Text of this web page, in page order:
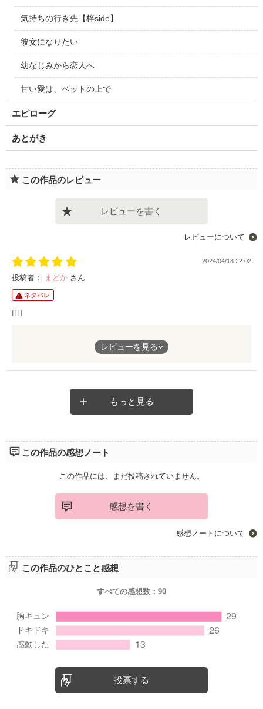
気持ちの行き先【梓side】
彼女になりたい
幼なじみから恋人へ
甘い愛は、ベットの上で
エピローグ
あとがき
この作品のレビュー
レビューを書く
レビューについて
2024/04/18 22:02
投稿者： まどか さん
ネタバレ
👍🏻
お父さんも助けに来ちゃうのは予想外すぎる！！お父さんのとこ
に行った梓くんはほんとにナイスだったなぁ
レビューを見る
もっと見る
この作品の感想ノート
この作品には、まだ投稿されていません。
感想を書く
感想ノートについて
この作品のひとこと感想
すべての感想数： 90
投票する